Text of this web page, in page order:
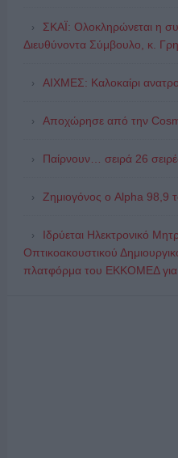
ΣΚΑΪ: Ολοκληρώνεται η
Διευθύνοντα Σύμβουλο, κ.
ΑΙΧΜΕΣ: Καλοκαίρι
Αποχώρησε από την
Παίρνουν… σειρά 26
Ζημιογόνος ο Alpha 98,9
Ιδρύεται Ηλεκτρονικό
Οπτικοακουστικού
πλατφόρμα του ΕΚΚΟΜΕΔ για